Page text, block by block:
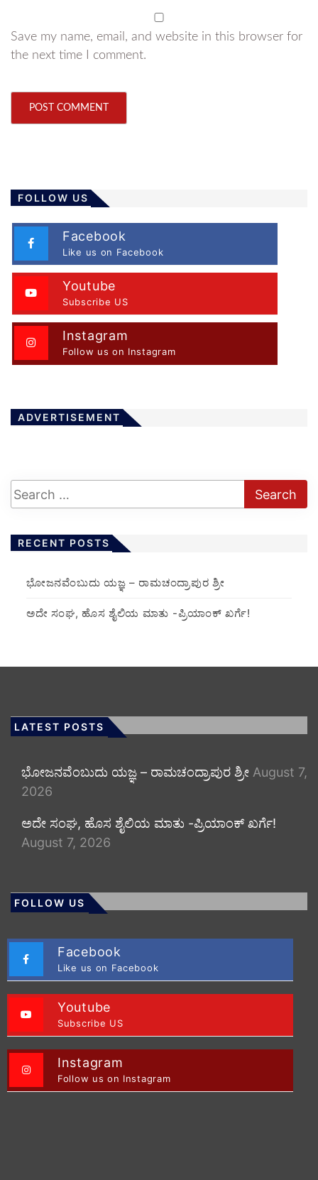
Save my name, email, and website in this browser for
the next time I comment.
FOLLOW US
Facebook
Like us on Facebook
Youtube
Subscribe US
Instagram
Follow us on Instagram
ADVERTISEMENT
RECENT POSTS
ಭೋಜನವೆಂಬುದು ಯಜ್ಞ – ರಾಮಚಂದ್ರಾಪುರ ಶ್ರೀ
ಅದೇ ಸಂಘ, ಹೊಸ ಶೈಲಿಯ ಮಾತು -ಪ್ರಿಯಾಂಕ್ ಖರ್ಗೆ!
LATEST POSTS
ಭೋಜನವೆಂಬುದು ಯಜ್ಞ – ರಾಮಚಂದ್ರಾಪುರ ಶ್ರೀ August 7,
2026
ಅದೇ ಸಂಘ, ಹೊಸ ಶೈಲಿಯ ಮಾತು -ಪ್ರಿಯಾಂಕ್ ಖರ್ಗೆ!
August 7, 2026
FOLLOW US
Facebook
Like us on Facebook
Youtube
Subscribe US
Instagram
Follow us on Instagram